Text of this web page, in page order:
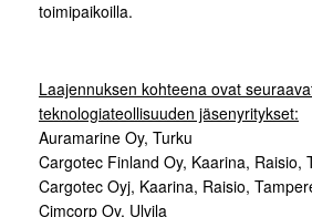
toimipaikoilla.
Laajennuksen kohteena ovat
teknologiateollisuuden jäsenyritykset:
Auramarine Oy, Turku
Cargotec Finland Oy, Kaarina, Raisio,
Cargotec Oyj, Kaarina, Raisio,
Cimcorp Oy, Ulvila